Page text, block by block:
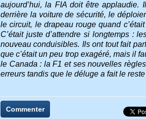
aujourd’hui, la FIA doit être
derrière la voiture de sécurité, le
le circuit, le drapeau rouge quand
C’était juste d’attendre si longtemps :
nouveau conduisibles. Ils ont tout fait
que c’était un peu trop exagéré, mais il
le Canada : la F1 et ses nouvelles
erreurs tandis que le déluge a fait le
Commenter